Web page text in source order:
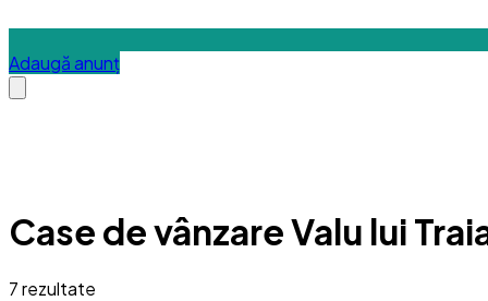
Adaugă anunț
Case de vânzare Valu lui
7rezultate